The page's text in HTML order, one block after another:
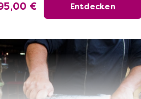
€ Entdecken